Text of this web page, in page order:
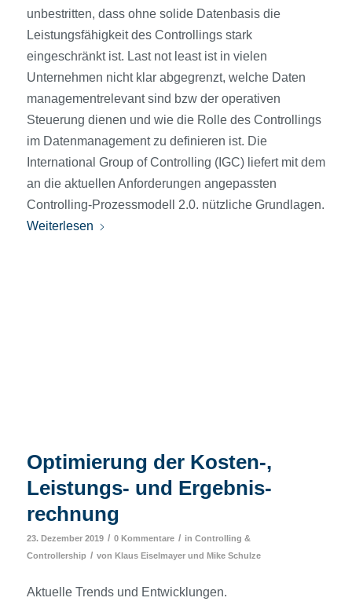
unbestritten, dass ohne solide Datenbasis die
Leistungsfähigkeit des Controllings stark
eingeschränkt ist. Last not least ist in vielen
Unternehmen nicht klar abgegrenzt, welche Daten
managementrelevant sind bzw der operativen
Steuerung dienen und wie die Rolle des Controllings
im Datenmanagement zu definieren ist. Die
International Group of Controlling (IGC) liefert mit dem
an die aktuellen Anforderungen angepassten
Controlling-Prozessmodell 2.0. nützliche Grundlagen.
Weiterlesen
Optimierung der Kosten-,
Leistungs- und Ergebnis­
rechnung
23. Dezember 2019 / 0 Kommentare / in Controlling &
Controllership / von Klaus Eiselmayerund Mike Schulze
Aktuelle Trends und Entwicklungen.